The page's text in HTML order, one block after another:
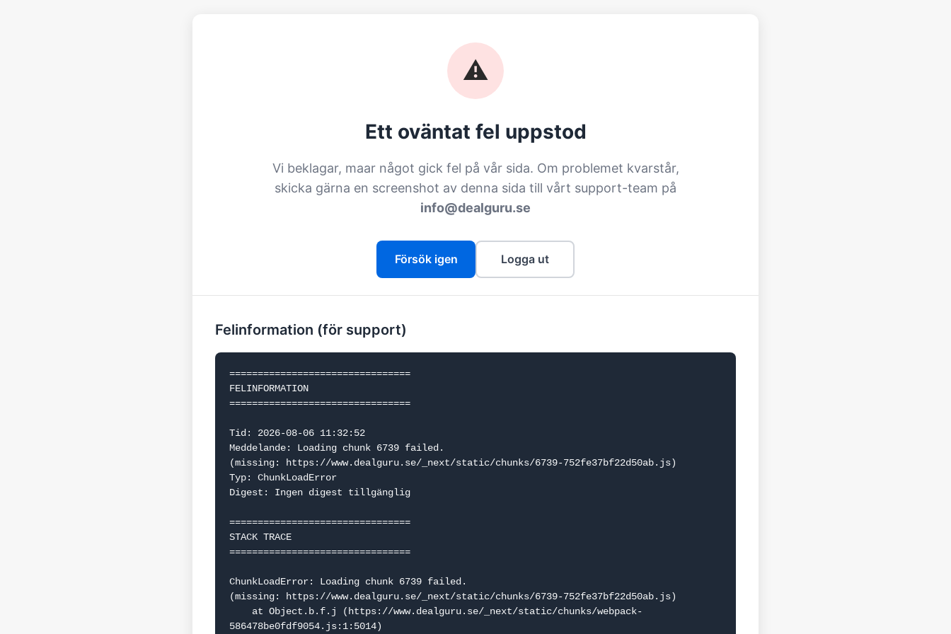
⚠️
Ett oväntat fel uppstod
Vi beklagar, maar något gick fel på vår sida. Om problemet kvarstår,
skicka gärna en screenshot av denna sida till vårt support-team på
info@dealguru.se
Försök igen Logga ut
Felinformation (för support)
================================
FELINFORMATION
================================
Tid: 2026-08-06 11:32:52
Meddelande: Loading chunk 6739 failed.
(missing: https://www.dealguru.se/_next/static/chunks/6739-752fe37bf22d50ab.js)
Typ: ChunkLoadError
Digest: Ingen digest tillgänglig
================================
STACK TRACE
================================
ChunkLoadError: Loading chunk 6739 failed.
(missing: https://www.dealguru.se/_next/static/chunks/6739-752fe37bf22d50ab.js)
586478be0fdf9054.js:1:5014)